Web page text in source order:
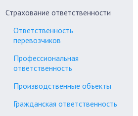
Страхование ответственности
Ответственность
перевозчиков
Профессиональная
ответственность
Производственные объекты
Гражданская ответственность